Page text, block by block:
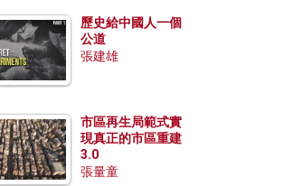
歷史給中國人一個
公道
張建雄
市區再生局範式實
現真正的市區重建
3.0
張量童